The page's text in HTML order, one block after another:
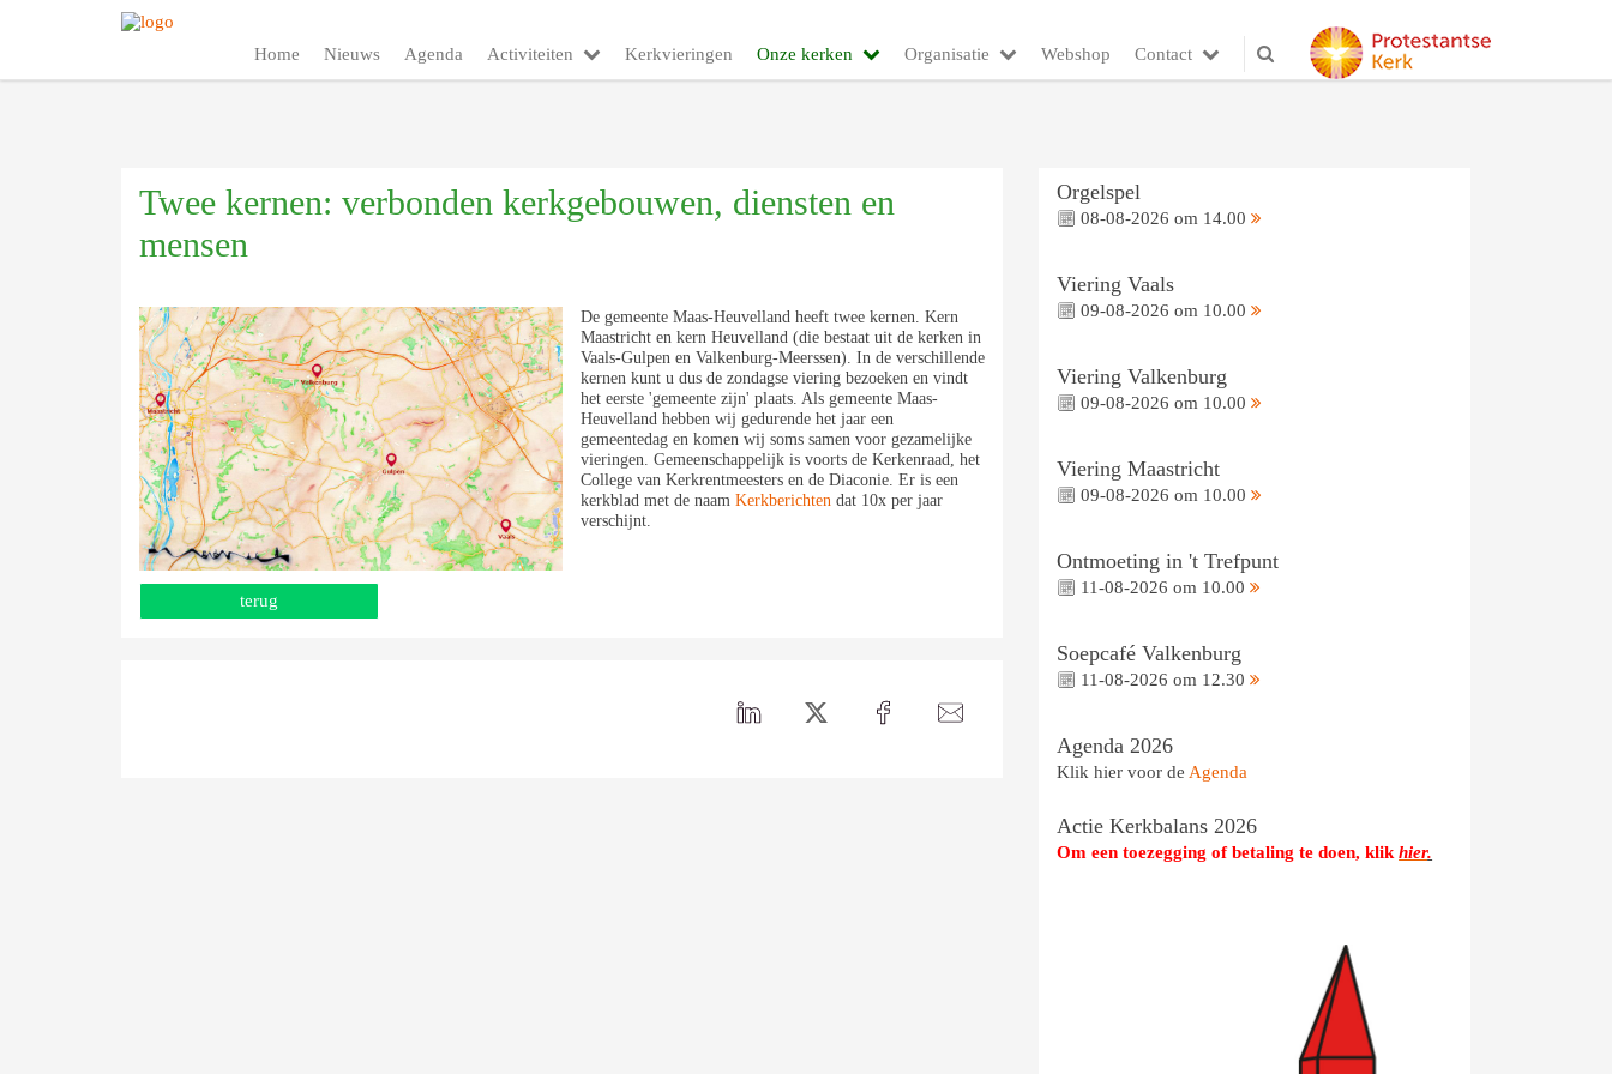
Home Nieuws Agenda Activiteiten Kerkvieringen Onze kerken Organisatie Webshop Contact
Twee kernen: verbonden kerkgebouwen, diensten en
mensen
De gemeente Maas-Heuvelland heeft twee kernen. Kern
Maastricht en kern Heuvelland (die bestaat uit de kerken in
Vaals-Gulpen en Valkenburg-Meerssen). In de verschillende
kernen kunt u dus de zondagse viering bezoeken en vindt
het eerste 'gemeente zijn' plaats. Als gemeente Maas-
Heuvelland hebben wij gedurende het jaar een
gemeentedag en komen wij soms samen voor gezamelijke
vieringen. Gemeenschappelijk is voorts de Kerkenraad, het
College van Kerkrentmeesters en de Diaconie. Er is een
kerkblad met de naam Kerkberichten dat 10x per jaar
verschijnt.
terug
Orgelspel
08-08-2026 om 14.00
Viering Vaals
09-08-2026 om 10.00
Viering Valkenburg
09-08-2026 om 10.00
Viering Maastricht
09-08-2026 om 10.00
Ontmoeting in 't Trefpunt
11-08-2026 om 10.00
Soepcafé Valkenburg
11-08-2026 om 12.30
Agenda 2026
Klik hier voor de Agenda
Actie Kerkbalans 2026
Om een toezegging of betaling te doen, klikhier.